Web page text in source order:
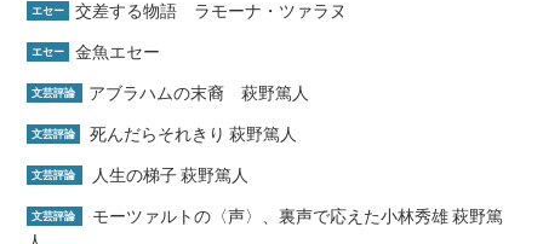
エセー 交差する物語 ラモーナ・ツァラヌ
エセー 金魚エセー
文芸評論 アブラハムの末裔 萩野篤人
文芸評論 死んだらそれきり 萩野篤人
文芸評論 人生の梯子 萩野篤人
文芸評論
モーツァルトの〈声〉、裏声で応えた小林秀雄 萩野篤